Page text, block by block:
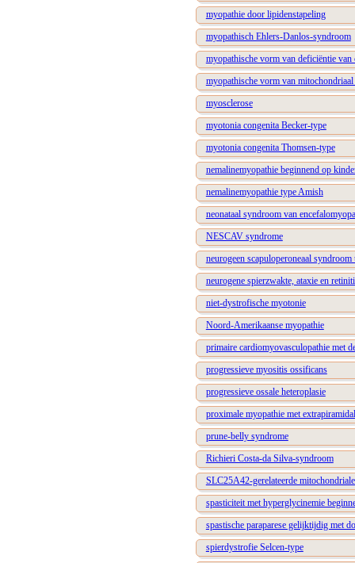
myopathie door lipidenstapeling
myopathisch Ehlers-Danlos-syndroom
myopathische vorm van deficiëntie
myopathische vorm van
myosclerose
myotonia congenita Becker-type
myotonia congenita Thomsen-type
nemalinemyopathie beginnend op
nemalinemyopathie type Amish
neonataal syndroom van
NESCAV syndrome
neurogeen scapuloperoneaal syndroom
neurogene spierzwakte, ataxie en
niet-dystrofische myotonie
Noord-Amerikaanse myopathie
primaire cardiomyovasculopathie met
progressieve myositis ossificans
progressieve ossale heteroplasie
proximale myopathie met
prune-belly syndrome
Richieri Costa-da Silva-syndroom
SLC25A42-gerelateerde
spasticiteit met hyperglycinemie
spastische paraparese gelijktijdig met
spierdystrofie Selcen-type